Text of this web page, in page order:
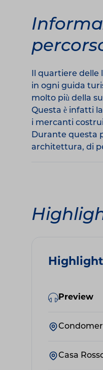
Il quartiere
in ogni guida
molto più della
Questa è infatti
i mercanti
Durante questa
architettura, di
Preview
Casa